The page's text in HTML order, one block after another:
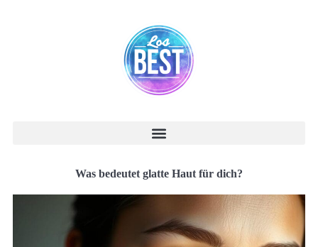
Was bedeutet glatte Haut für dich?